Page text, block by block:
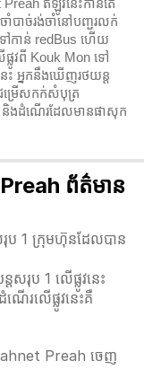
ឥឡូវនេះកាន់តែ
បាច់រង់ចាំនៅបញ្ជរលក់
ៅកាន់ redBus ហើយ
ផ្លូវពី Kouk Mon ទៅ
ះ អ្នកនឹងឃើញរថយន្ត
រើសកក់សំបុត្រ
និងដំណើរដែលមានផាសុក
ព័ត៌មាន
សរុប 1 ក្រុមហ៊ុនដែលបាន
តសរុប 1 លើផ្លូវនេះ
ើរលើផ្លូវនេះគឺ
Preah ចេញ